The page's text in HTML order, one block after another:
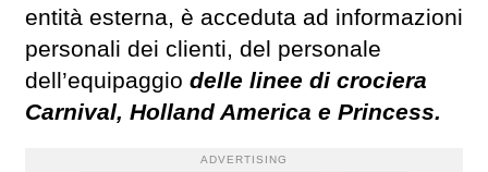
entità esterna, è acceduta ad informazioni
personali dei clienti, del personale
dell’equipaggio delle linee di crociera
Carnival, Holland America e Princess.
ADVERTISING